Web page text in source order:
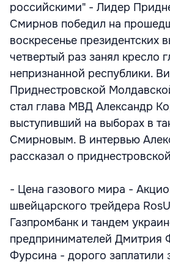
российскими" - Лидер
Смирнов победил на
воскресенье президентских
четвертый раз занял кресло
непризнанной республики.
Приднестровской
стал глава МВД Александр
выступивший на выборах в
Смирновым. В интервью
рассказал о
- Цена газового мира -
швейцарского трейдера
Газпромбанк и тандем
предпринимателей Дмитрия
Фурсина - дорого заплатили